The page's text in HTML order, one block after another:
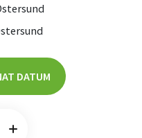
DATUM